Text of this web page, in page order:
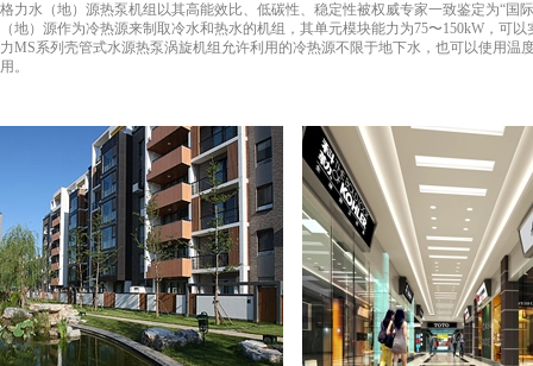
格力水（地）源热泵机组以其高能效比、低碳性、稳定性被权威专家一致鉴定为“
（地）源作为冷热源来制取冷水和热水的机组，其单元模块能力为75〜150kW，
力MS系列壳管式水源热泵涡旋机组允许利用的冷热源不限于地下水，也可以使用
用。